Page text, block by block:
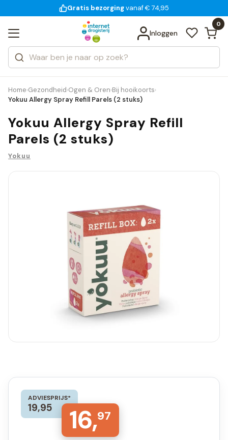
voor 18:00 uur besteld
Gratis bezorging
14 dagen bedenktijd
Inloggen
0
Zoeken
Categorieën
Merken
Bekijk alle resultaten
Home›Gezondheid›Ogen & Oren›Bij hooikoorts›
Yokuu Allergy Spray Refill Parels (2 stuks)
Yokuu Allergy Spray Refill
Parels (2 stuks)
Yokuu
ADVIESPRIJS*
19,95 16,97